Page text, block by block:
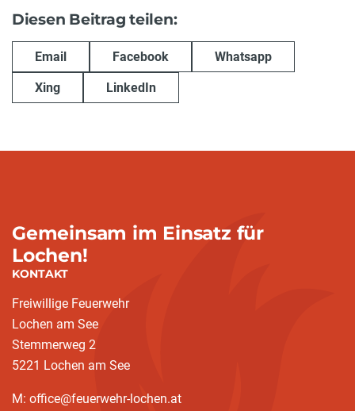
Diesen Beitrag teilen:
Email Facebook Whatsapp
Xing LinkedIn
Gemeinsam im Einsatz für
Lochen!
KONTAKT
Freiwillige Feuerwehr
Lochen am See
Stemmerweg 2
5221 Lochen am See
M: office@feuerwehr-lochen.at